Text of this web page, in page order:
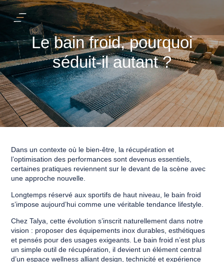
Le bain froid, pourquoi
séduit-il autant ?
Dans un contexte où le bien-être, la récupération et
l’optimisation des performances sont devenus essentiels,
certaines pratiques reviennent sur le devant de la scène avec
une approche nouvelle.
Longtemps réservé aux sportifs de haut niveau, le bain froid
s’impose aujourd’hui comme une véritable tendance lifestyle.
Chez Talya, cette évolution s’inscrit naturellement dans notre
vision : proposer des équipements inox durables, esthétiques
et pensés pour des usages exigeants. Le bain froid n’est plus
un simple outil de récupération, il devient un élément central
d’un espace wellness alliant design, technicité et expérience